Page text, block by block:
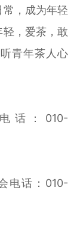
，成为年轻
，爱茶，敢
青年茶人心
话：010-
电话：010-